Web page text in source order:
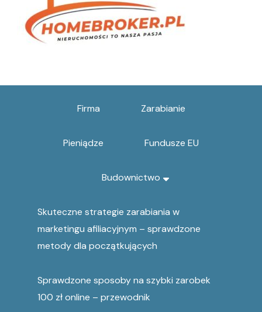
Firma Zarabianie
Pieniądze Fundusze EU
Budownictwo
Skuteczne strategie zarabiania w
marketingu afiliacyjnym – sprawdzone
metody dla początkujących
Sprawdzone sposoby na szybki zarobek
100 zł online – przewodnik